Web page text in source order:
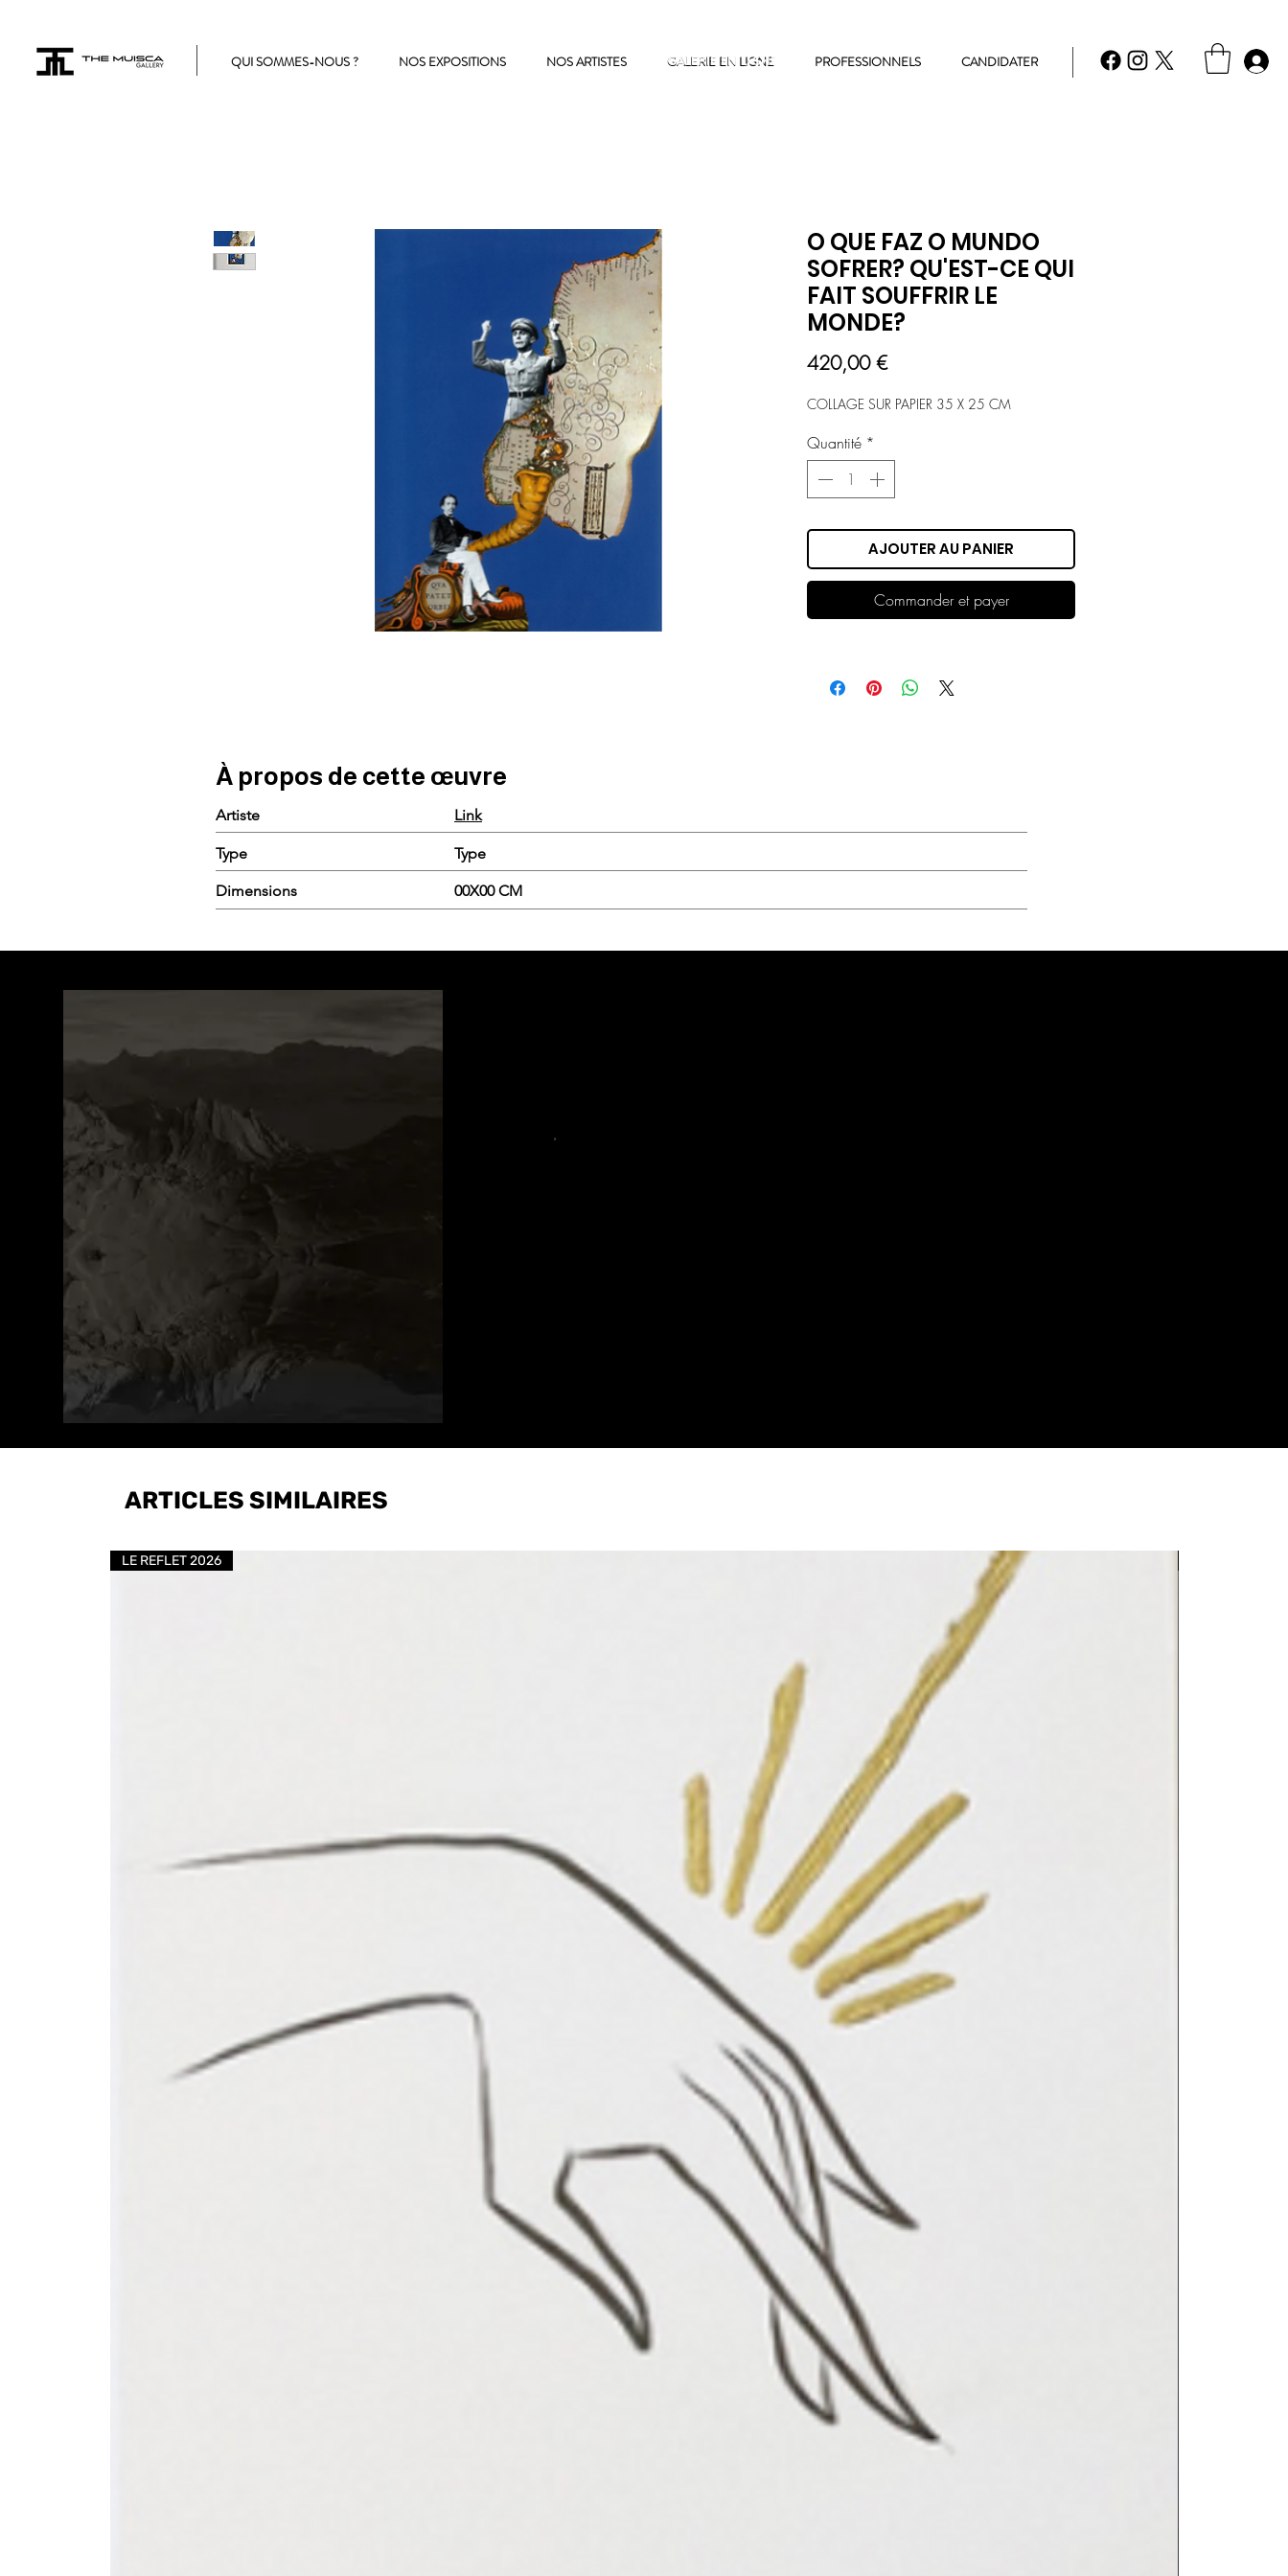
QUI SOMMES-NOUS ? NOS EXPOSITIONS NOS ARTISTES GALERIE EN LIGNE PROFESSIONNELS CANDIDATER
GALERIE EN LIGNE
O QUE FAZ O MUNDO
SOFRER? QU'EST-CE QUI
FAIT SOUFFRIR LE
MONDE?
420,00 €Prix
COLLAGE SUR PAPIER 35 X 25 CM
Quantité *
AJOUTER AU PANIER
Commander et payer
À propos de cette œuvre
Artiste Link
Type Type
Dimensions 00X00 CM
.
ARTICLES SIMILAIRES
LE REFLET 2026